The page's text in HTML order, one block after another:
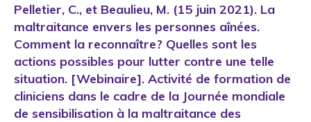
Pelletier, C., et Beaulieu, M. (15 juin 2021). La
maltraitance envers les personnes aînées.
Comment la reconnaître? Quelles sont les
actions possibles pour lutter contre une telle
situation. [Webinaire]. Activité de formation de
cliniciens dans le cadre de la Journée mondiale
de sensibilisation à la maltraitance des